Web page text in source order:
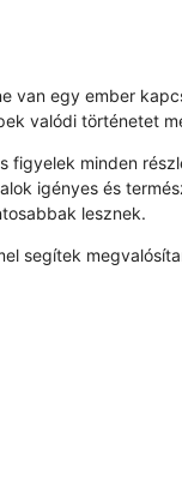
van egy ember
valódi történetet
figyelek minden
igényes és
lesznek.
segítek